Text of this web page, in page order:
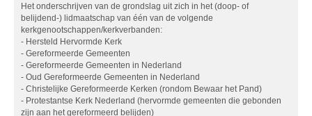
Het onderschrijven van de grondslag uit zich in het (doop- of
belijdend-) lidmaatschap van één van de volgende
kerkgenootschappen/kerkverbanden:
- Hersteld Hervormde Kerk
- Gereformeerde Gemeenten
- Gereformeerde Gemeenten in Nederland
- Oud Gereformeerde Gemeenten in Nederland
- Christelijke Gereformeerde Kerken (rondom Bewaar het Pand)
- Protestantse Kerk Nederland (hervormde gemeenten die gebonden
zijn aan het gereformeerd belijden)